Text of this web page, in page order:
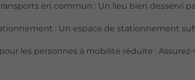
en commun : Un lieu bien desservi
: Un espace de stationnement
les personnes à mobilité réduite :